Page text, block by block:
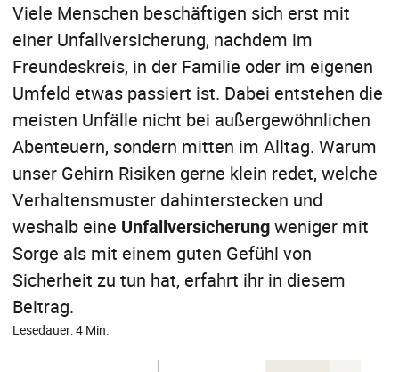
Viele Menschen beschäftigen sich erst mit
einer Unfallversicherung, nachdem im
Freundeskreis, in der Familie oder im eigenen
Umfeld etwas passiert ist. Dabei entstehen die
meisten Unfälle nicht bei außergewöhnlichen
Abenteuern, sondern mitten im Alltag. Warum
unser Gehirn Risiken gerne klein redet, welche
Verhaltensmuster dahinterstecken und
weshalb eine Unfallversicherungweniger mit
Sorge als mit einem guten Gefühl von
Sicherheit zu tun hat, erfahrt ihr in diesem
Beitrag.
Lesedauer: 4 Min.